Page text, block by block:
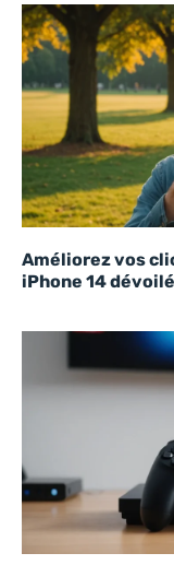
Améliorez vos
iPhone 14 dévoilé